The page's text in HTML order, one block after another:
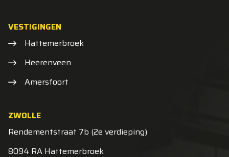
VESTIGINGEN
Hattemerbroek
Heerenveen
Amersfoort
ZWOLLE
Rendementstraat 7b (2e verdieping)
8094 RA Hattemerbroek